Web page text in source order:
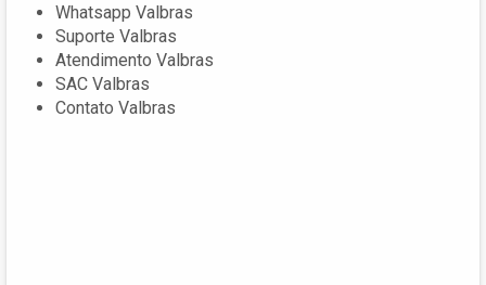
Whatsapp Valbras
Suporte Valbras
Atendimento Valbras
SAC Valbras
Contato Valbras